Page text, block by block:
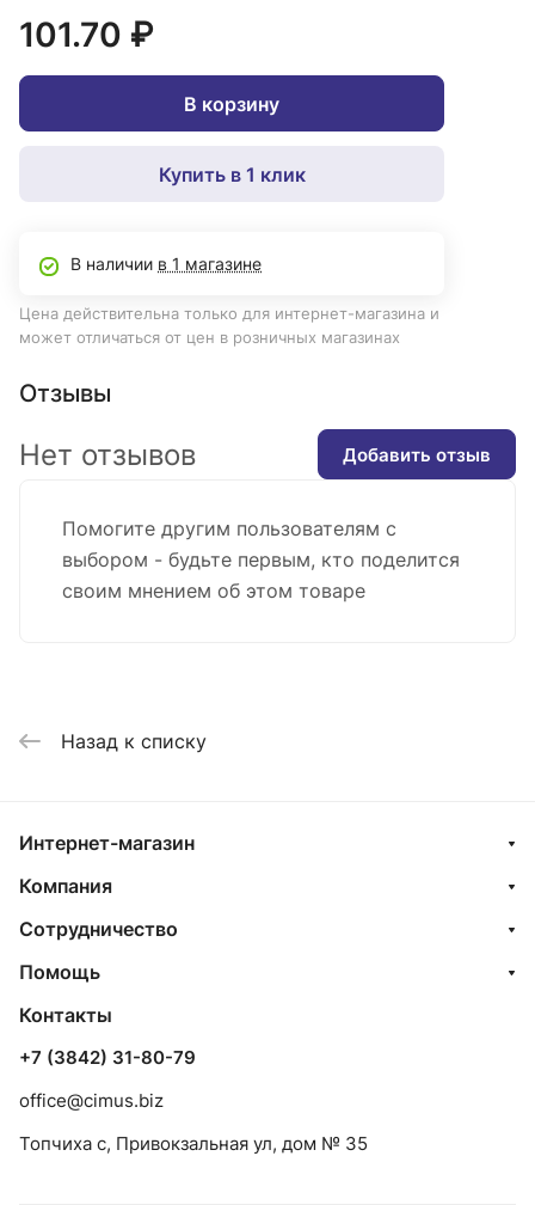
101.70 ₽
В корзину
Купить в 1 клик
В наличии в 1 магазине
Цена действительна только для интернет-магазина и
может отличаться от цен в розничных магазинах
Отзывы
Помогите другим пользователям с
выбором - будьте первым, кто поделится
своим мнением об этом товаре
Нет отзывов Добавить отзыв
Назад к списку
Интернет-магазин
Компания
Сотрудничество
Помощь
Контакты
+7 (3842) 31-80-79
office@cimus.biz
Топчиха с, Привокзальная ул, дом № 35